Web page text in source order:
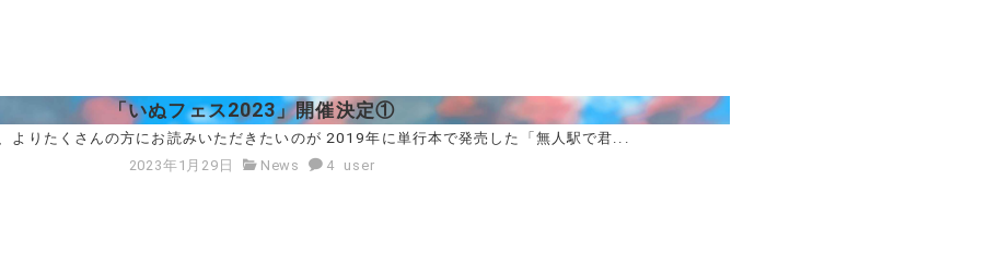
「いぬフェス2023」開催決定①
よりたくさんの方にお読みいただきたいのが 2019年に単行本で発売した「無人駅で君...
2023年1月29日
News 4 user